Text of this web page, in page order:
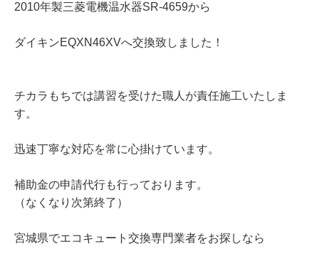
2010年製三菱電機温水器SR-4659から
ダイキンEQXN46XVへ交換致しました！
チカラもちでは講習を受けた職人が責任施工いたしま
す。
迅速丁寧な対応を常に心掛けています。
補助金の申請代行も行っております。
（なくなり次第終了）
宮城県でエコキュート交換専門業者をお探しなら